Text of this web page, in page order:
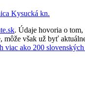
Kysucká kn.
. Údaje hovoria o
môže však už byť
viac ako 200